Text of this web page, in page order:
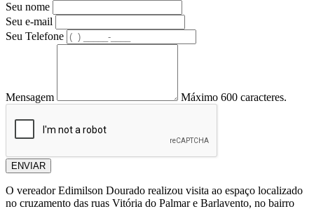
Seu nome
Seu e-mail
Seu Telefone
Mensagem Máximo 600 caracteres.
ENVIAR
O vereador Edimilson Dourado realizou visita ao espaço localizado
no cruzamento das ruas Vitória do Palmar e Barlavento, no bairro